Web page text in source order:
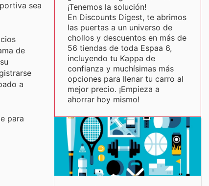
sea
de
a
para
¡Tenemos la solución!
En Discounts Digest, te abrimos
las puertas a un universo de
chollos y descuentos en más de
56 tiendas de toda Espaa 6,
incluyendo tu Kappa de
confianza y muchísimas más
opciones para llenar tu carro al
mejor precio. ¡Empieza a
ahorrar hoy mismo!